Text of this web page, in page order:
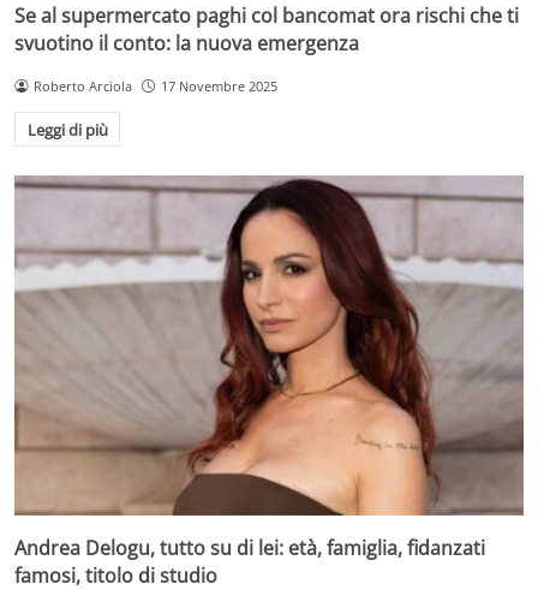
Se al supermercato paghi col bancomat ora rischi che ti
svuotino il conto: la nuova emergenza
Roberto Arciola 17 Novembre 2025
Leggi di più
Andrea Delogu, tutto su di lei: età, famiglia, fidanzati
famosi, titolo di studio